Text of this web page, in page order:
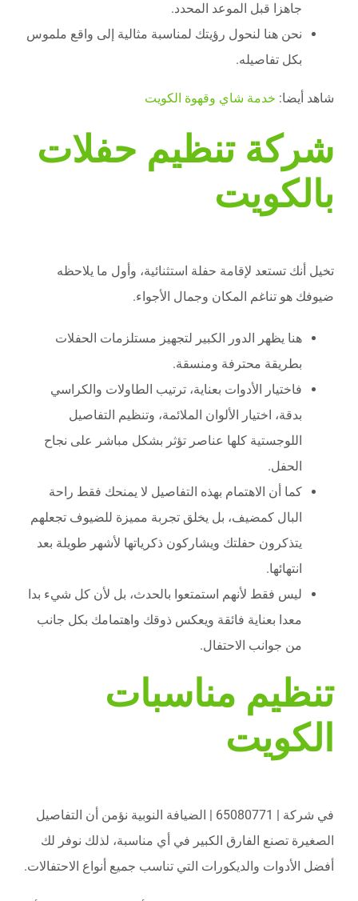
جاهزا قبل الموعد المحدد.
نحن هنا لنحول رؤيتك لمناسبة مثالية إلى واقع ملموس
بكل تفاصيله.
شاهد أيضا: خدمة شاي وقهوة الكويت
شركة تنظيم حفلات
بالكويت
تخيل أنك تستعد لإقامة حفلة استثنائية، وأول ما يلاحظه
ضيوفك هو تناغم المكان وجمال الأجواء.
هنا يظهر الدور الكبير لتجهيز مستلزمات الحفلات
بطريقة محترفة ومنسقة.
فاختيار الأدوات بعناية، ترتيب الطاولات والكراسي
بدقة، اختيار الألوان الملائمة، وتنظيم التفاصيل
اللوجستية كلها عناصر تؤثر بشكل مباشر على نجاح
الحفل.
كما أن الاهتمام بهذه التفاصيل لا يمنحك فقط راحة
البال كمضيف، بل يخلق تجربة مميزة للضيوف تجعلهم
يتذكرون حفلتك ويشاركون ذكرياتها لأشهر طويلة بعد
انتهائها.
ليس فقط لأنهم استمتعوا بالحدث، بل لأن كل شيء بدا
معدا بعناية فائقة ويعكس ذوقك واهتمامك بكل جانب
من جوانب الاحتفال.
تنظيم مناسبات
الكويت
في شركة | 65080771 | الضيافة النوبية نؤمن أن التفاصيل
الصغيرة تصنع الفارق الكبير في أي مناسبة، لذلك نوفر لك
أفضل الأدوات والديكورات التي تناسب جميع أنواع الاحتفالات.